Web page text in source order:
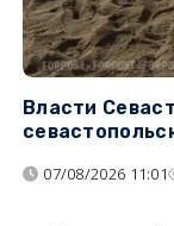
Власти
07/08/2026 11:01